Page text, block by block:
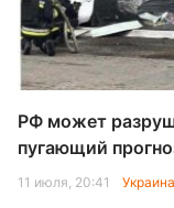
РФ может
пугающий
11 июля, 20:41 Украина